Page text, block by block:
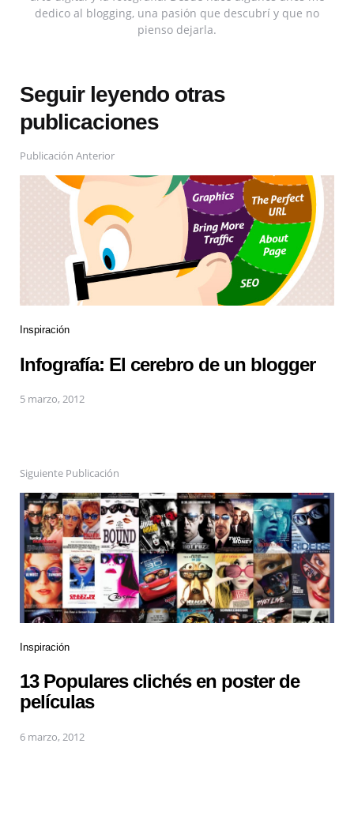
dedico al blogging, una pasión que descubrí y que no
pienso dejarla.
Seguir leyendo otras
publicaciones
Publicación Anterior
Inspiración
Infografía: El cerebro de un blogger
5 marzo, 2012
Siguiente Publicación
Inspiración
13 Populares clichés en poster de
películas
6 marzo, 2012